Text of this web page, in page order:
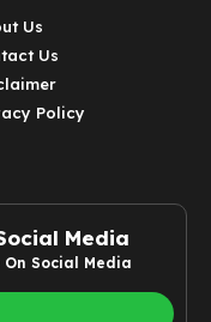
Us
Us
Policy
Media
Social Media